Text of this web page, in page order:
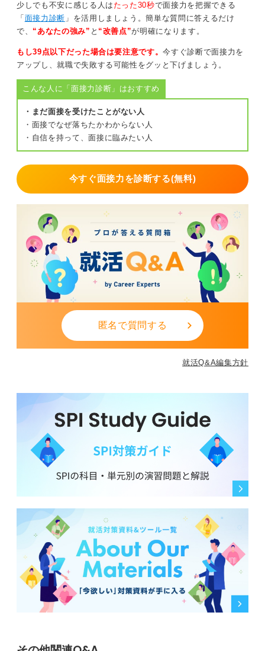
0
少しでも不安に感じる人は たった30秒で面接力を把握できる
「 面接力診断 」を活用しましょう。簡単な質問に答えるだけ
で、 “あなたの強み” と “改善点”が明確になります。
もし39点以下だった場合は要注意です。今すぐ診断で面接力を
アップし、就職で失敗する可能性をグッと下げましょう。
こんな人に「面接力診断」はおすすめ
・まだ面接を受けたことがない人
・面接でなぜ落ちたかわからない人
・自信を持って、面接に臨みたい人
今すぐ面接力を診断する(無料)
匿名で質問する
就活Q&A編集方針